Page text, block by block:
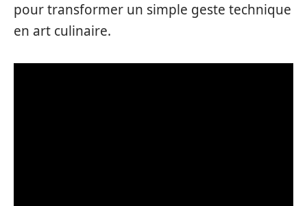
pour transformer un simple geste technique
en art culinaire.